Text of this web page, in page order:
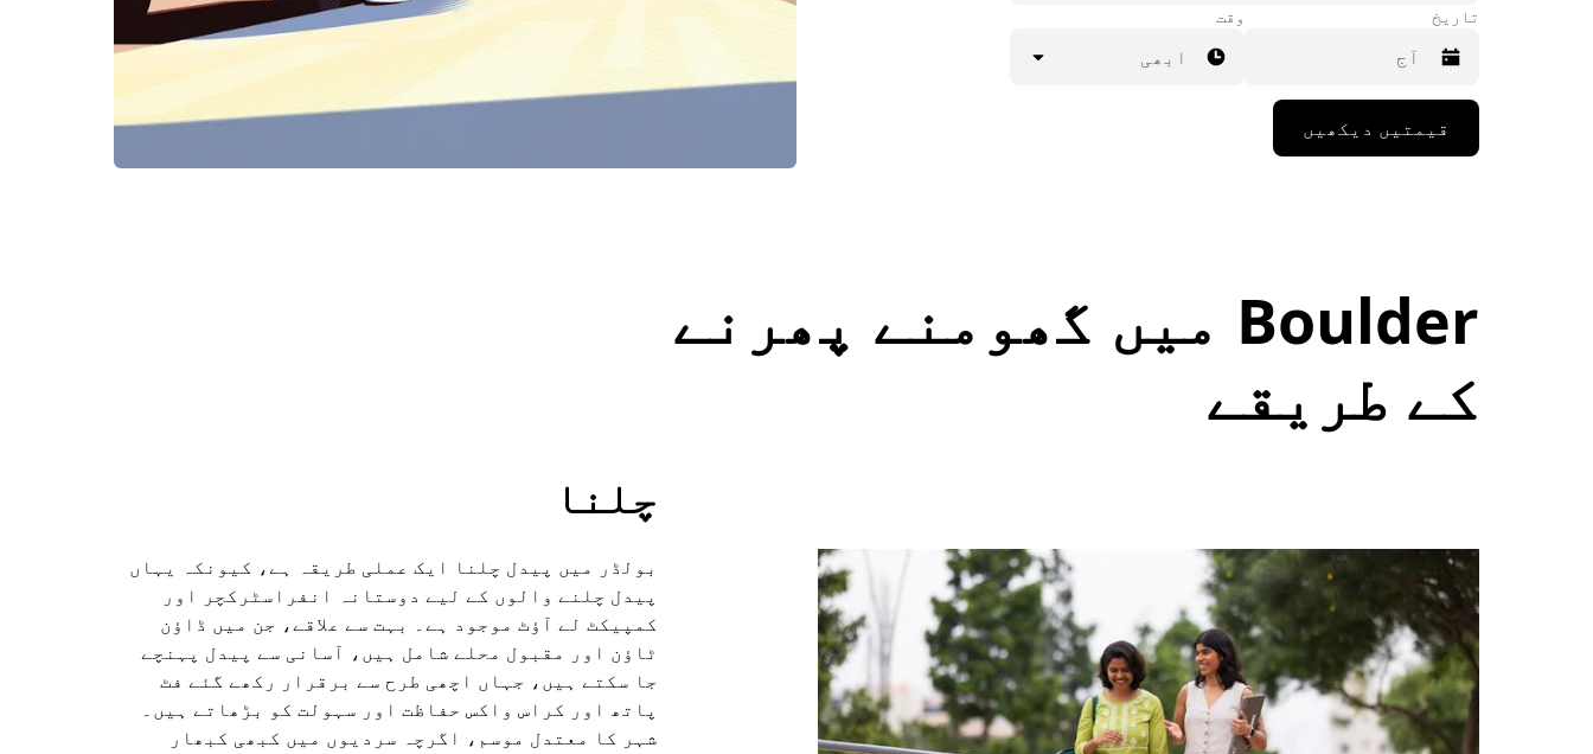
تاریخ
Press
down
calendar
and
select
date.
Press
calendar.
وقت
ابھی
قیمتیں دیکھیں
Boulder میں گھومنے پھرنے
کے طریقے
چلنا
بولڈر میں پیدل چلنا ایک عملی طریقہ ہے، کیونکہ یہاں
پیدل چلنے والوں کے لیے دوستانہ انفراسٹرکچر اور
کمپیکٹ لے آؤٹ موجود ہے۔ بہت سے علاقے، جن میں ڈاؤن
ٹاؤن اور مقبول محلے شامل ہیں، آسانی سے پیدل پہنچے
جا سکتے ہیں، جہاں اچھی طرح سے برقرار رکھے گئے فٹ
پاتھ اور کراس واکس حفاظت اور سہولت کو بڑھاتے ہیں۔
شہر کا معتدل موسم، اگرچہ سردیوں میں کبھی کبھار